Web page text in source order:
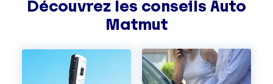
Découvrez les conseils Auto
Matmut